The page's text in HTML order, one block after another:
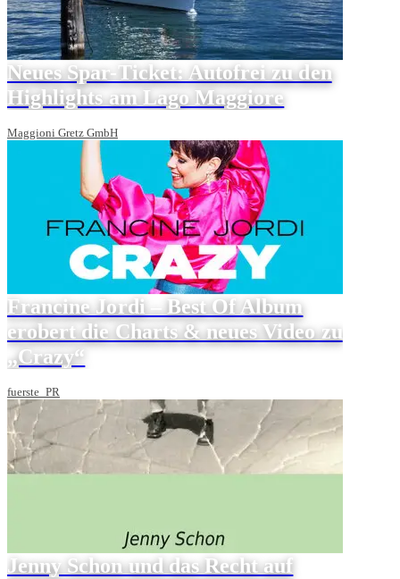
Neues Spar-Ticket: Autofrei zu den
Highlights am Lago Maggiore
Maggioni Gretz GmbH
Francine Jordi – Best Of Album
erobert die Charts & neues Video zu
„Crazy“
fuerste_PR
Jenny Schon und das Recht auf